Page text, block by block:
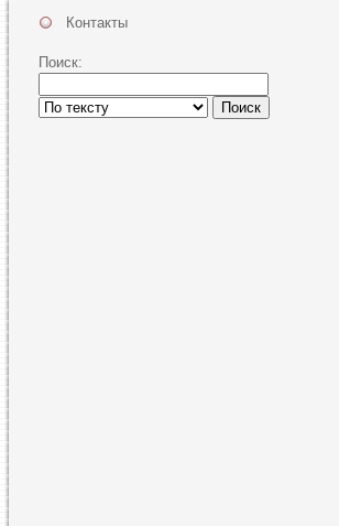
Контакты
Поиск:
Поиск